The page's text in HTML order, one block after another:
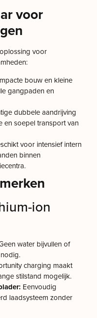
voor
voor
bouw en kleine
gangpaden en
dubbele aandrijving
en soepel transport van
voor intensief intern
binnen
ion
water bijvullen of
charging maakt
stilstand mogelijk.
Eenvoudig
laadsysteem zonder